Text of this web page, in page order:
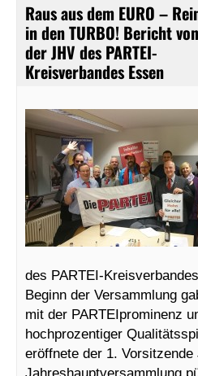
Raus aus dem EURO –
in den TURBO! Bericht von
der JHV des PARTEI-
Kreisverbandes Essen
des PARTEI-
Beginn der Versammlung
mit der PARTEIprominenz
hochprozentiger
eröffnete der 1.